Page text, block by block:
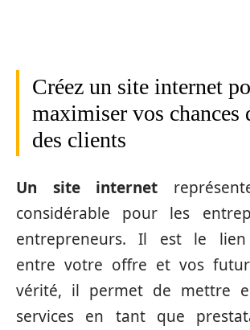
Créez un site internet
maximiser vos chances
des clients
Un site internet
considérable pour les
entrepreneurs. Il est le lien
entre votre offre et vos
vérité, il permet de mettre
services en tant que